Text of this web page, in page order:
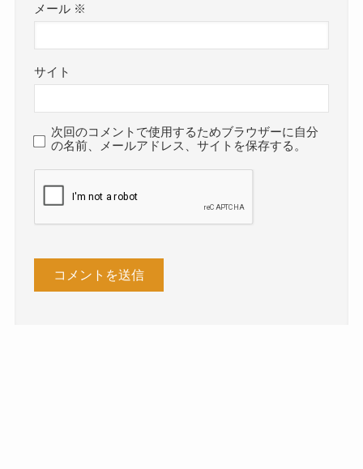
メール ※
サイト
次回のコメントで使用するためブラウザーに自分
の名前、メールアドレス、サイトを保存する。